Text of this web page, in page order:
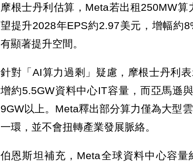
摩根士丹利估算，Meta若出租250MW
望提升2028年EPS約2.97美元，增幅約
有顯著提升空間。
針對「AI算力過剩」疑慮，摩根士丹利
增約5.5GW資料中心IT容量，而亞馬遜
9GW以上。Meta釋出部分算力僅為大型
一環，並不會扭轉產業發展脈絡。
伯恩斯坦補充，Meta全球資料中心容量